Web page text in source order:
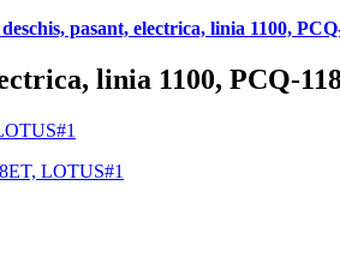
pasant, electrica, linia 1100,
linia 1100, PCQ-